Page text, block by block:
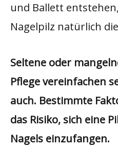
und Ballett
Nagelpilz natürlich
Seltene oder
Pflege vereinfachen
auch. Bestimmte
das Risiko, sich eine
Nagels einzufangen.